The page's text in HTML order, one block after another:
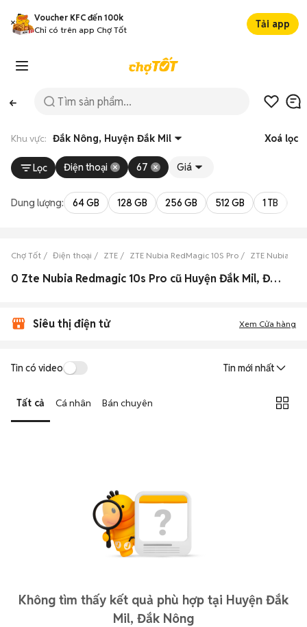
Voucher KFC đến 100k
Chỉ có trên app Chợ Tốt
Tải app
Khu vực: Đắk Nông, Huyện Đắk Mil Xoá lọc
Lọc Điện thoại 67 Giá
Dung lượng: 64 GB 128 GB 256 GB 512 GB 1 TB
Chợ Tốt Điện thoại ZTE ZTE Nubia RedMagic 10S Pro ZTE Nubia
0 Zte Nubia Redmagic 10s Pro cũ Huyện Đắk Mil, Đắk Nông đẹp
Siêu thị điện tử Xem Cửa hàng
Tin có video Tin mới nhất
Tất cả Cá nhân Bán chuyên
Không tìm thấy kết quả phù hợp tại Huyện Đắk
Mil, Đắk Nông